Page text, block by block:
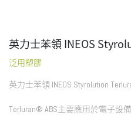
英力士苯領 INEOS
泛用塑膠
英力士苯領 INEOS Styrolution
Terluran® ABS主要應用於電子設